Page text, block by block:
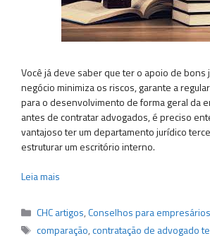
Você já deve saber que ter o apoio de bons
negócio minimiza os riscos, garante a
para o desenvolvimento de forma geral da
antes de contratar advogados, é preciso
vantajoso ter um departamento jurídico
estruturar um escritório interno.
Leia mais
Categorias
CHC artigos,Conselhos para empresários
Tags
comparação,contratação de advogado